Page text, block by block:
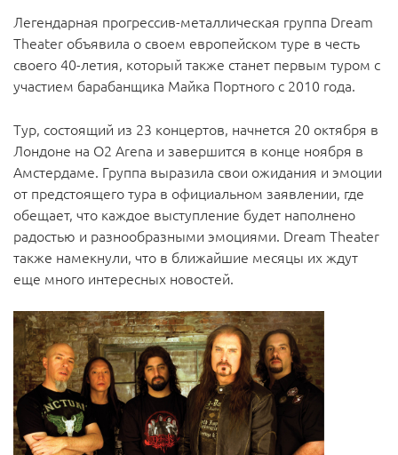
Легендарная прогрессив-металлическая группа Dream
Theater объявила о своем европейском туре в честь
своего 40-летия, который также станет первым туром с
участием барабанщика Майка Портного с 2010 года.
Тур, состоящий из 23 концертов, начнется 20 октября в
Лондоне на O2 Arena и завершится в конце ноября в
Амстердаме. Группа выразила свои ожидания и эмоции
от предстоящего тура в официальном заявлении, где
обещает, что каждое выступление будет наполнено
радостью и разнообразными эмоциями. Dream Theater
также намекнули, что в ближайшие месяцы их ждут
еще много интересных новостей.